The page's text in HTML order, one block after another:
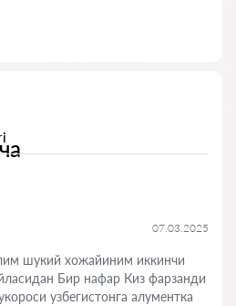
07.03.2025
шукий хожайиним иккинчи
Бир нафар Киз фарзанди
узбегистонга алументка